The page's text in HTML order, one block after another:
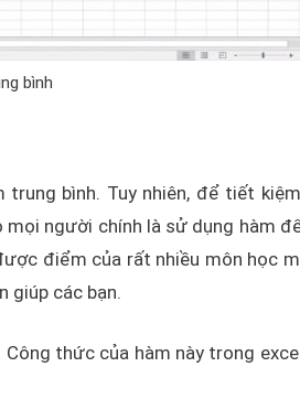
bình
bình. Tuy nhiên, để tiết
mọi người chính là sử dụng hàm
điểm của rất nhiều môn học
giúp các bạn.
thức của hàm này trong